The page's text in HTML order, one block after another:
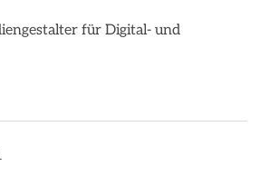
für Digital- und